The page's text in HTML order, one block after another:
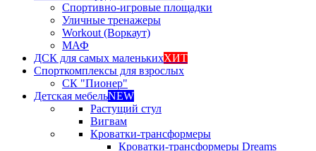
Спортивно-игровые площадки
Уличные тренажеры
Workout (Воркаут)
МАФ
ДСК для самых маленькихХИТ
Спорткомплексы для взрослых
СК "Пионер"
Детская мебельNEW
Растущий стул
Вигвам
Кроватки-трансформеры
Кроватки-трансформеры Dreams